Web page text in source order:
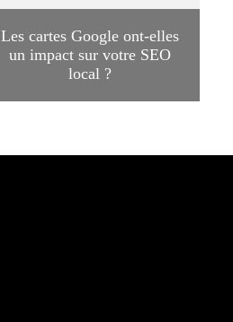
Les cartes Google ont-elles
un impact sur votre SEO
local ?